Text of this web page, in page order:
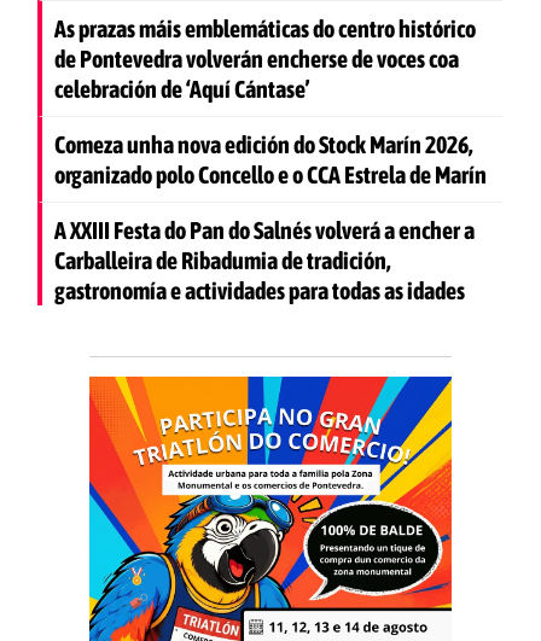
As prazas máis emblemáticas do centro histórico
de Pontevedra volverán encherse de voces coa
celebración de ‘Aquí Cántase’
Comeza unha nova edición do Stock Marín 2026,
organizado polo Concello e o CCA Estrela de Marín
A XXIII Festa do Pan do Salnés volverá a encher a
Carballeira de Ribadumia de tradición,
gastronomía e actividades para todas as idades